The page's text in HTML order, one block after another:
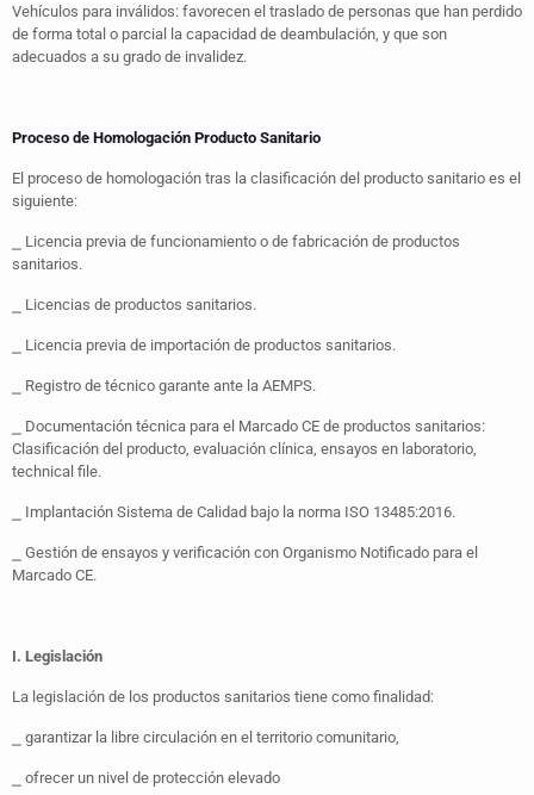
Vehículos para inválidos: favorecen el traslado de personas que han perdido
de forma total o parcial la capacidad de deambulación, y que son
adecuados a su grado de invalidez.
Proceso de Homologación Producto Sanitario
El proceso de homologación tras la clasificación del producto sanitario es el
siguiente:
⎯ Licencia previa de funcionamiento o de fabricación de productos
sanitarios.
⎯ Licencias de productos sanitarios.
⎯ Licencia previa de importación de productos sanitarios.
⎯ Registro de técnico garante ante la AEMPS.
⎯ Documentación técnica para el Marcado CE de productos sanitarios:
Clasificación del producto, evaluación clínica, ensayos en laboratorio,
technical file.
⎯ Implantación Sistema de Calidad bajo la norma ISO 13485:2016.
⎯ Gestión de ensayos y verificación con Organismo Notificado para el
Marcado CE.
I. Legislación
La legislación de los productos sanitarios tiene como finalidad:
⎯ garantizar la libre circulación en el territorio comunitario,
⎯ ofrecer un nivel de protección elevado